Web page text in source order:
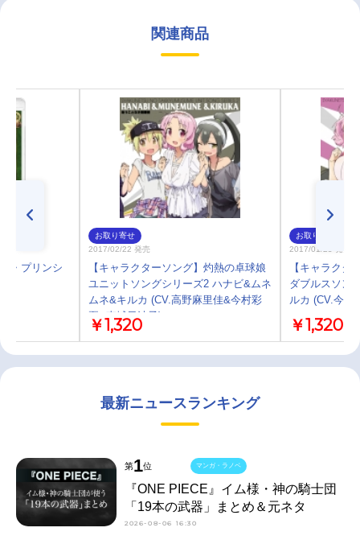
関連商品
・プリンシ
お取り寄せ
2017/02/22 発売
【キャラクターソング】灼熱の卓球娘
ユニットソングシリーズ2 ハナビ&ムネ
ムネ&キルカ (CV.高野麻里佳&今村彩
夏&東城日沙子)
￥1,320
お取り寄せ
2017/01/25 発売
【キャラクタ
ダブルスソン
ルカ (CV.今村
￥1,320
最新ニュースランキング
第1位
『ONE PIECE』イム様・神の騎士団
「19本の武器」まとめ＆元ネタ
2026-08-06 16:30
マンガ・ラノベ